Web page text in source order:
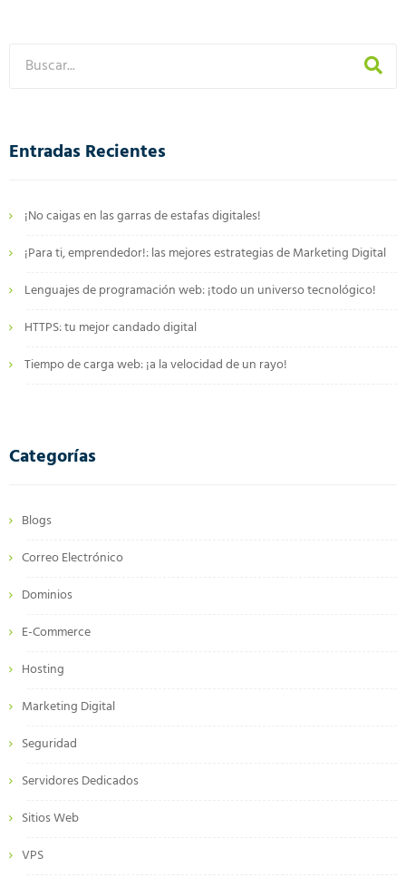
Entradas Recientes
¡No caigas en las garras de estafas digitales!
¡Para ti, emprendedor!: las mejores estrategias de Marketing Digital
Lenguajes de programación web: ¡todo un universo tecnológico!
HTTPS: tu mejor candado digital
Tiempo de carga web: ¡a la velocidad de un rayo!
Categorías
Blogs
Correo Electrónico
Dominios
E-Commerce
Hosting
Marketing Digital
Seguridad
Servidores Dedicados
Sitios Web
VPS